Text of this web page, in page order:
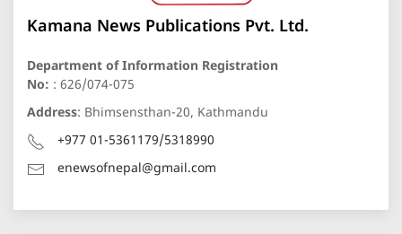
Kamana News Publications Pvt. Ltd.
Department of Information Registration
No: : 626/074-075
Address: Bhimsensthan-20, Kathmandu
+977 01-5361179/5318990
enewsofnepal@gmail.com